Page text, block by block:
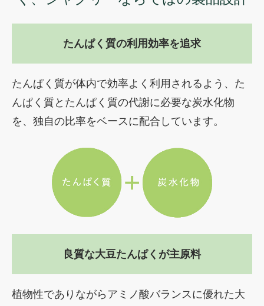
たんぱく質の利用効率を追求
たんぱく質が体内で効率よく利用される よう、た
んぱく質とたんぱく質の代謝に必要な炭水化物
を、独自の比率をベースに配合しています。
良質な大豆たんぱくが主原料
植物性でありながらアミノ酸バランスに優れた大